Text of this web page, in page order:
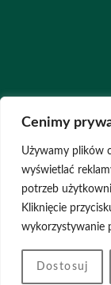
Cenimy
Używamy plików
wyświetlać
potrzeb
Kliknięcie
wykorzystywanie
Dostosuj